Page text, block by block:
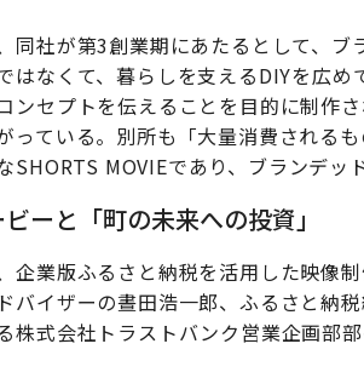
同社が第3創業期にあたるとして、
はなくて、暮らしを支えるDIYを広
ンセプトを伝えることを目的に制作
っている。別所も「大量消費される
SHORTS MOVIEであり、ブランデッ
ーと「町の未来への投資」
企業版ふるさと納税を活用した映像
バイザーの晝田浩一郎、ふるさと納
株式会社トラストバンク営業企画部